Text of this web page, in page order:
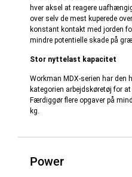
hver aksel at reagere
over selv de mest kuperede
konstant kontakt med jorden
mindre potentielle skade på
Stor nyttelast kapacitet
Workman MDX-serien har den
kategorien arbejdskøretøj for
Færdiggør flere opgaver på
kg.
Power